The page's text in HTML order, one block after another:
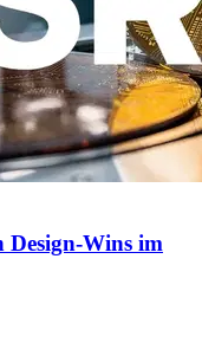
Wins im